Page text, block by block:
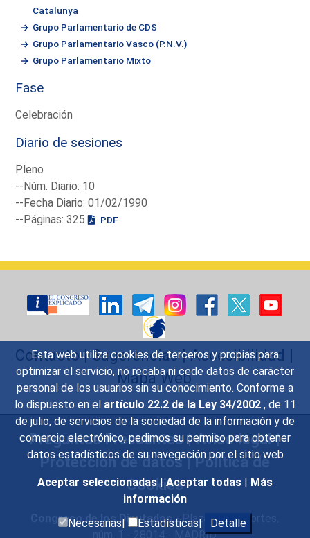
Esta web utiliza cookies de terceros y propias para
optimizar el servicio, no recaba ni cede datos de carácter
personal de los usuarios sin su conocimiento. Conforme a
lo dispuesto en el artículo 22.2 de la Ley 34/2002 , de 11
de julio, de servicios de la sociedad de la información y de
comercio electrónico, pedimos su permiso para obtener
datos estadísticos de su navegación por el sitio web
Aceptar seleccionadas | Aceptar todas | Más
información
Necesarias|
Estadísticas| Detalle
Catalunya
Grupo Parlamentario de CDS
Grupo Parlamentario Vasco (P.N.V.)
Grupo Parlamentario Mixto
Fase
Celebración
Diario de sesiones
Pleno
--Núm. Diario: 10
--Fecha Diario: 01/02/1990
--Páginas: 325
PDF
Contacto|Sugerencias|Accesibilidad |
Mapa Web
Preguntas Frecuentes|Aviso legal|
Protección de datos|Política de
Cookies
Congreso de los Diputados- Plaza de las Cortes,
núm. 1 - 28014 - MADRID